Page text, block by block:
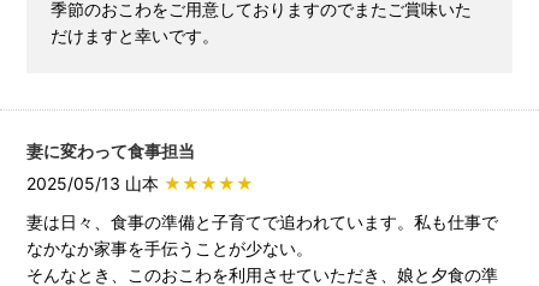
季節のおこわをご用意しておりますのでまたご賞味いた
だけますと幸いです。
妻に変わって食事担当
2025/05/13 山本 ★★★★★
妻は日々、食事の準備と子育てで追われています。私も仕事で
なかなか家事を手伝うことが少ない。
そんなとき、このおこわを利用させていただき、娘と夕食の準